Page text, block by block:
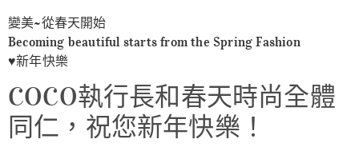
變美~從春天開始
Becoming beautiful starts from the Spring Fashion
♥️新年快樂
COCO執行長和春天時尚全體
同仁，祝您新年快樂！